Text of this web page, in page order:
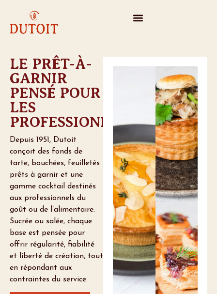
LE PRÊT-À-
GARNIR
PENSÉ POUR
LES
PROFESSIONNELS
Depuis 1951, Dutoit
conçoit des fonds de
tarte, bouchées, feuilletés
prêts à garnir et une
gamme cocktail destinés
aux professionnels du
goût ou de l’alimentaire.
Sucrée ou salée, chaque
base est pensée pour
offrir régularité, fiabilité
et liberté de création, tout
en répondant aux
contraintes du service.